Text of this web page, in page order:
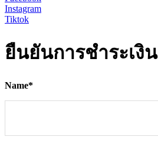
Instagram
Tiktok
ยืนยันการชำระเงิน
Name*